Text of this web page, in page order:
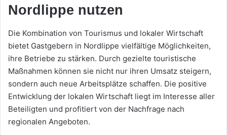
Nordlippe nutzen
Die Kombination von Tourismus und lokaler Wirtschaft
bietet Gastgebern in Nordlippe vielfältige Möglichkeiten,
ihre Betriebe zu stärken. Durch gezielte touristische
Maßnahmen können sie nicht nur ihren Umsatz steigern,
sondern auch neue Arbeitsplätze schaffen. Die positive
Entwicklung der lokalen Wirtschaft liegt im Interesse aller
Beteiligten und profitiert von der Nachfrage nach
regionalen Angeboten.